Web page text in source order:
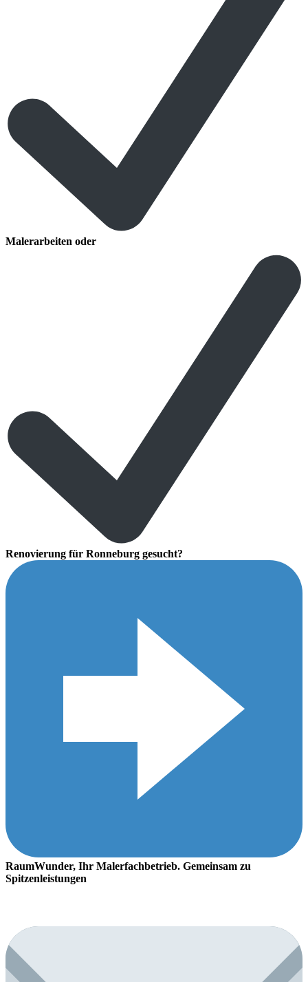
Malerarbeiten oder
Renovierung für Ronneburg gesucht?
RaumWunder, Ihr Malerfachbetrieb. Gemeinsam zu
Spitzenleistungen